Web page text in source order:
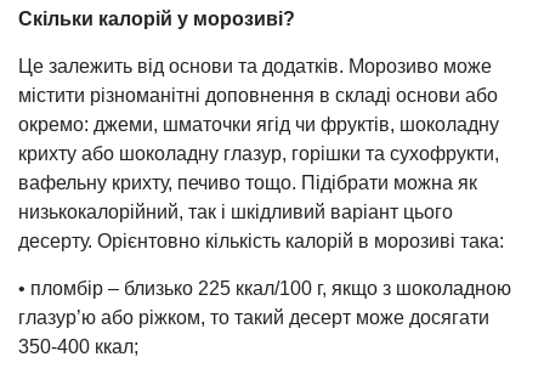
Скільки калорій у морозиві?
Це залежить від основи та додатків. Морозиво може
містити різноманітні доповнення в складі основи або
окремо: джеми, шматочки ягід чи фруктів, шоколадну
крихту або шоколадну глазур, горішки та сухофрукти,
вафельну крихту, печиво тощо. Підібрати можна як
низькокалорійний, так і шкідливий варіант цього
десерту. Орієнтовно кількість калорій в морозиві така:
• пломбір – близько 225 ккал/100 г, якщо з шоколадною
глазур’ю або ріжком, то такий десерт може досягати
350-400 ккал;